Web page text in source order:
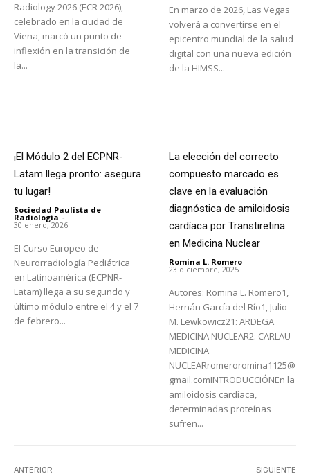
Radiology 2026 (ECR 2026),
celebrado en la ciudad de
Viena, marcó un punto de
inflexión en la transición de
la...
En marzo de 2026, Las Vegas
volverá a convertirse en el
epicentro mundial de la salud
digital con una nueva edición
de la HIMSS...
¡El Módulo 2 del ECPNR-
Latam llega pronto: asegura
tu lugar!
Sociedad Paulista de
Radiología -
30 enero, 2026
El Curso Europeo de
Neurorradiología Pediátrica
en Latinoamérica (ECPNR-
Latam) llega a su segundo y
último módulo entre el 4 y el 7
de febrero...
La elección del correcto
compuesto marcado es
clave en la evaluación
diagnóstica de amiloidosis
cardíaca por Transtiretina
en Medicina Nuclear
Romina L. Romero -
23 diciembre, 2025
Autores: Romina L. Romero1,
Hernán García del Río1, Julio
M. Lewkowicz21: ARDEGA
MEDICINA NUCLEAR2: CARLAU
MEDICINA
NUCLEARromeroromina1125@
gmail.comINTRODUCCIÓNEn la
amiloidosis cardíaca,
determinadas proteínas
sufren...
ANTERIOR SIGUIENTE